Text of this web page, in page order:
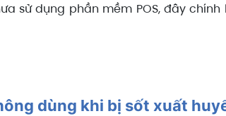
sử dụng phần mềm POS, đây
dùng khi bị sốt xuất